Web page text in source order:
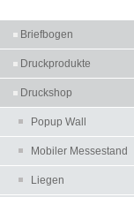
Briefbogen
Druckprodukte
Druckshop
Popup Wall
Mobiler Messestand
Liegen